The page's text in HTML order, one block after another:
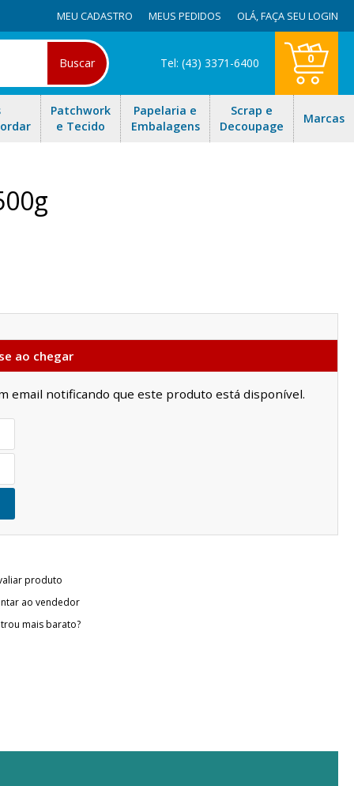
MEU CADASTRO MEUS PEDIDOS OLÁ,FAÇA SEU LOGIN
Buscar Tel: (43) 3371-6400 0
Patchwork
e Tecido
Papelaria e
Embalagens
Scrap e
Decoupage
Marcas
ao chegar
email notificando que este produto está disponível.
produto
ao vendedor
mais barato?